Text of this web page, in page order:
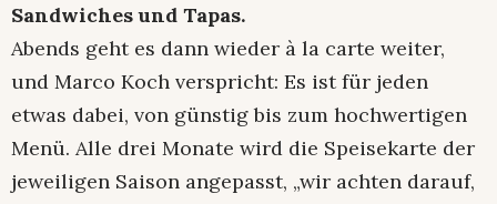
Sandwiches und Tapas.
Abends geht es dann wieder à la carte weiter,
und Marco Koch verspricht: Es ist für jeden
etwas dabei, von günstig bis zum hochwertigen
Menü. Alle drei Monate wird die Speisekarte der
jeweiligen Saison angepasst, „wir achten darauf,